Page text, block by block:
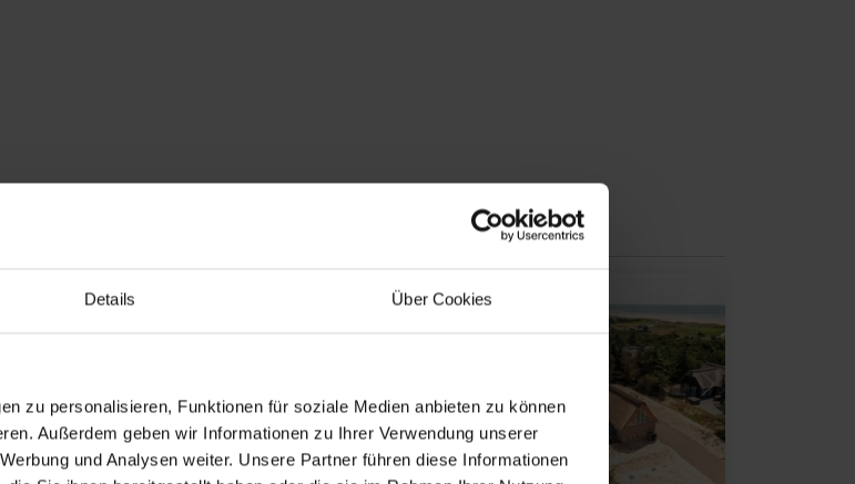
Details Über Cookies
zu personalisieren, Funktionen für soziale Medien anbieten zu können
Außerdem geben wir Informationen zu Ihrer Verwendung unserer
und Analysen weiter. Unsere Partner führen diese Informationen
Last-Minute
Inkl. Endreinigung
Lädt ...